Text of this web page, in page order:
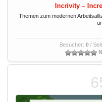
Incrivity –
Themen zum modernen
Besucher: 0 /